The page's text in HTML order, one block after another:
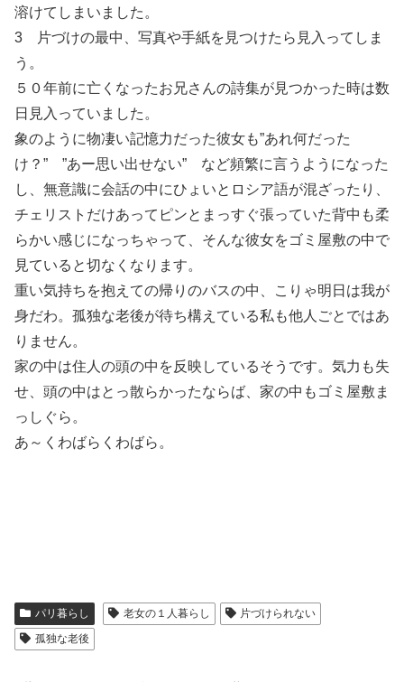
溶けてしまいました。
3 片づけの最中、写真や手紙を見つけたら見入ってしま
う。
５０年前に亡くなったお兄さんの詩集が見つかった時は数
日見入っていました。
象のように物凄い記憶力だった彼女も”あれ何だった
け？” ”あー思い出せない” など頻繁に言うようになった
し、無意識に会話の中にひょいとロシア語が混ざったり、
チェリストだけあってピンとまっすぐ張っていた背中も柔
らかい感じになっちゃって、そんな彼女をゴミ屋敷の中で
見ていると切なくなります。
重い気持ちを抱えての帰りのバスの中、こりゃ明日は我が
身だわ。孤独な老後が待ち構えている私も他人ごとではあ
りません。
家の中は住人の頭の中を反映しているそうです。気力も失
せ、頭の中はとっ散らかったならば、家の中もゴミ屋敷ま
っしぐら。
あ～くわばらくわばら。
パリ暮らし 老女の１人暮らし
片づけられない
孤独な老後